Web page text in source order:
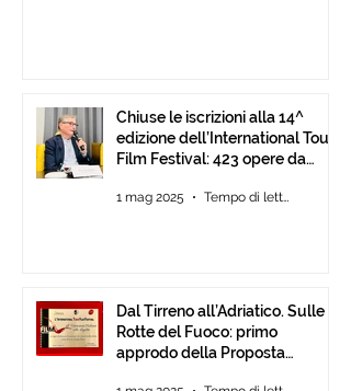
Chiuse le iscrizioni alla 14^
edizione dell’International Tour
Film Festival: 423 opere da
1 mag 2025 Tempo di lettura: 1 min
Dal Tirreno all’Adriatico. Sulle
Rotte del Fuoco: primo
approdo della Proposta